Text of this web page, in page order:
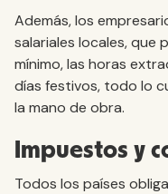
Además, los
salariales locales, que
mínimo, las horas
días festivos, todo lo
la mano de obra.
Impuestos y
Todos los países